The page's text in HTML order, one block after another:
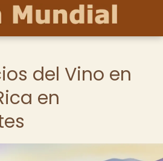
del Vino en
en